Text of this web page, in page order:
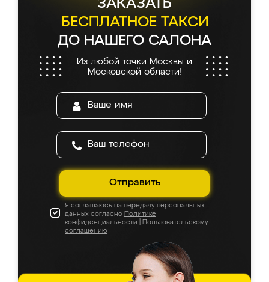
ЗАКАЗАТЬ
БЕСПЛАТНОЕ ТАКСИ
ДО НАШЕГО САЛОНА
Из любой точки Москвы и
Московской области!
Отправить
Я соглашаюсь на передачу персональных
данных согласно Политике
конфиденциальности
Пользовательскому
соглашению